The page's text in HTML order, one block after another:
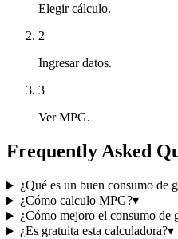
Elegir cálculo.
2
Ingresar datos.
3
Ver MPG.
Frequently Asked
¿Qué es un buen consumo de
¿Cómo calculo MPG?▾
¿Cómo mejoro el consumo de
¿Es gratuita esta calculadora?▾